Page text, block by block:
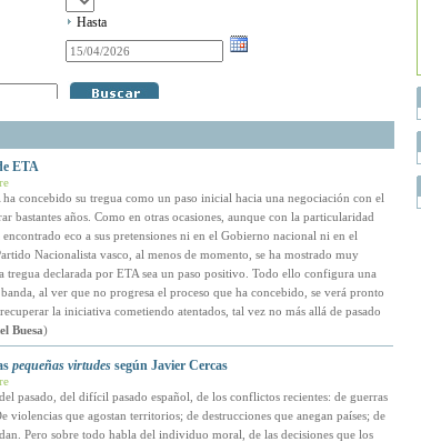
Hasta
ETA
ha concebido su tregua como un paso inicial hacia una negociación con el
bastantes años. Como en otras ocasiones, aunque con la particularidad
encontrado eco a sus pretensiones ni en el Gobierno nacional ni en el
Nacionalista vasco, al menos de momento, se ha mostrado muy
tregua declarada por ETA sea un paso positivo. Todo ello configura una
al ver que no progresa el proceso que ha concebido, se verá pronto
la iniciativa cometiendo atentados, tal vez no más allá de pasado
Buesa)
pequeñas virtudessegún Javier Cercas
pasado, del difícil pasado español, de los conflictos recientes: de guerras
violencias que agostan territorios; de destrucciones que anegan países; de
Pero sobre todo habla del individuo moral, de las decisiones que los